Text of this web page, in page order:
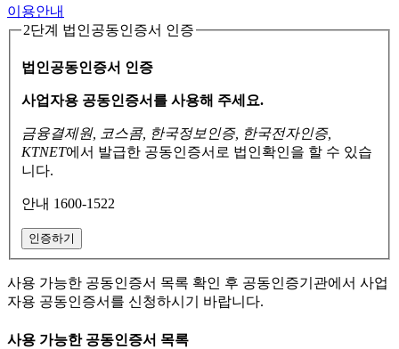
이용안내
2단계 법인공동인증서 인증
법인공동인증서 인증
사업자용 공동인증서를 사용해 주세요.
금융결제원, 코스콤, 한국정보인증, 한국전자인증,
KTNET에서 발급한 공동인증서로 법인확인을 할 수 있습
니다.
안내 1600-1522
인증하기
사용 가능한 공동인증서 목록 확인 후 공동인증기관에서 사업
자용 공동인증서를 신청하시기 바랍니다.
사용 가능한 공동인증서 목록